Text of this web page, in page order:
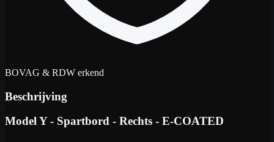
BOVAG & RDW erkend
Beschrijving
Model Y - Spartbord - Rechts - E-COATED